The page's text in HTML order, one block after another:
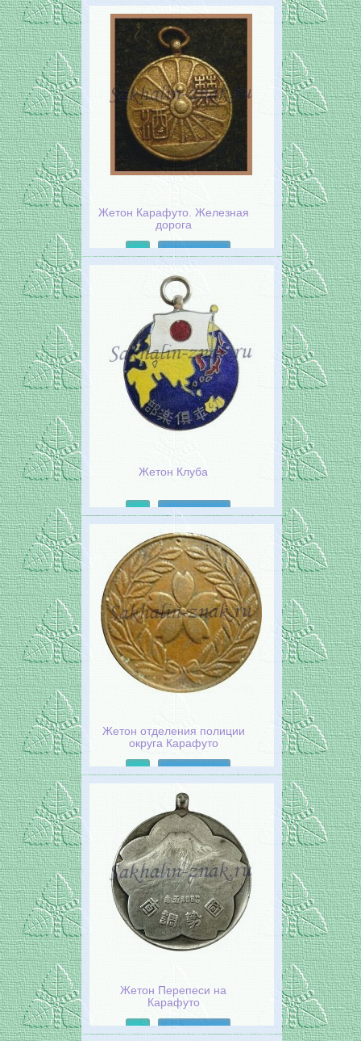
Жетон Карафуто. Железная
дорога
Жетон Клуба
Жетон отделения полиции
округа Карафуто
Жетон Перепеси на
Карафуто